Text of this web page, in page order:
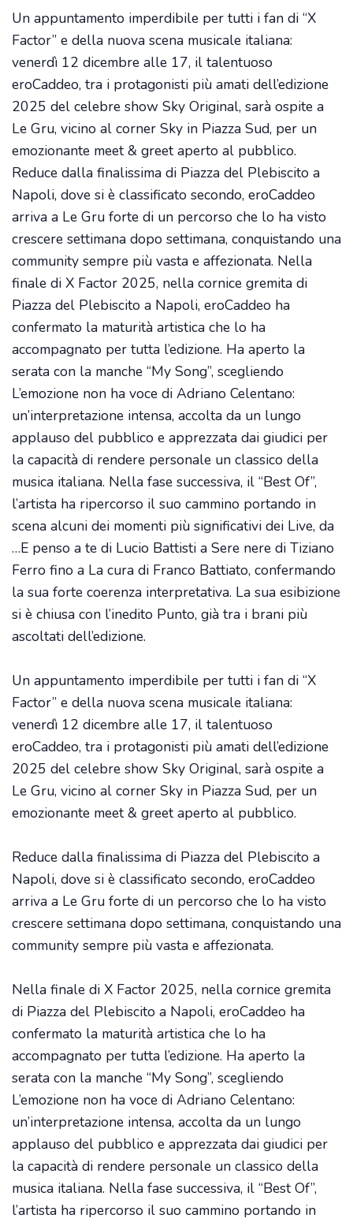
Un appuntamento imperdibile per tutti i fan di “X
Factor” e della nuova scena musicale italiana:
venerdì 12 dicembre alle 17, il talentuoso
eroCaddeo, tra i protagonisti più amati dell’edizione
2025 del celebre show Sky Original, sarà ospite a
Le Gru, vicino al corner Sky in Piazza Sud, per un
emozionante meet & greet aperto al pubblico.
Reduce dalla finalissima di Piazza del Plebiscito a
Napoli, dove si è classificato secondo, eroCaddeo
arriva a Le Gru forte di un percorso che lo ha visto
crescere settimana dopo settimana, conquistando una
community sempre più vasta e affezionata. Nella
finale di X Factor 2025, nella cornice gremita di
Piazza del Plebiscito a Napoli, eroCaddeo ha
confermato la maturità artistica che lo ha
accompagnato per tutta l’edizione. Ha aperto la
serata con la manche “My Song”, scegliendo
L’emozione non ha voce di Adriano Celentano:
un’interpretazione intensa, accolta da un lungo
applauso del pubblico e apprezzata dai giudici per
la capacità di rendere personale un classico della
musica italiana. Nella fase successiva, il “Best Of”,
l’artista ha ripercorso il suo cammino portando in
scena alcuni dei momenti più significativi dei Live, da
…E penso a te di Lucio Battisti a Sere nere di Tiziano
Ferro fino a La cura di Franco Battiato, confermando
la sua forte coerenza interpretativa. La sua esibizione
si è chiusa con l’inedito Punto, già tra i brani più
ascoltati dell’edizione.
Un appuntamento imperdibile per tutti i fan di “X
Factor” e della nuova scena musicale italiana:
venerdì 12 dicembre alle 17, il talentuoso
eroCaddeo, tra i protagonisti più amati dell’edizione
2025 del celebre show Sky Original, sarà ospite a
Le Gru, vicino al corner Sky in Piazza Sud, per un
emozionante meet & greet aperto al pubblico.
Reduce dalla finalissima di Piazza del Plebiscito a
Napoli, dove si è classificato secondo, eroCaddeo
arriva a Le Gru forte di un percorso che lo ha visto
crescere settimana dopo settimana, conquistando una
community sempre più vasta e affezionata.
Nella finale di X Factor 2025, nella cornice gremita
di Piazza del Plebiscito a Napoli, eroCaddeo ha
confermato la maturità artistica che lo ha
accompagnato per tutta l’edizione. Ha aperto la
serata con la manche “My Song”, scegliendo
L’emozione non ha voce di Adriano Celentano:
un’interpretazione intensa, accolta da un lungo
applauso del pubblico e apprezzata dai giudici per
la capacità di rendere personale un classico della
musica italiana. Nella fase successiva, il “Best Of”,
l’artista ha ripercorso il suo cammino portando in